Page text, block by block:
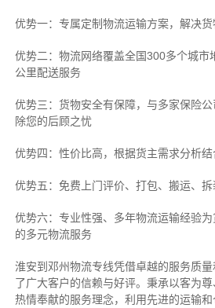
优势一：专属定制物流运输方案，解决
优势二：物流网络覆盖全国300多个城市
公里配送服务
优势三：货物安全有保障，与多家保险
除您的后顾之忧
优势四：性价比高，根据货主需求分析
优势五：免费上门评价、打包、搬运、拆
优势六：专业性强、多年物流运输经验
的多元物流服务
淮安到邓州物流专线凭借卓越的服务质
了广大客户的信赖与好评。 秉承以客为尊
热情奉献的服务理念，利用先进的运输